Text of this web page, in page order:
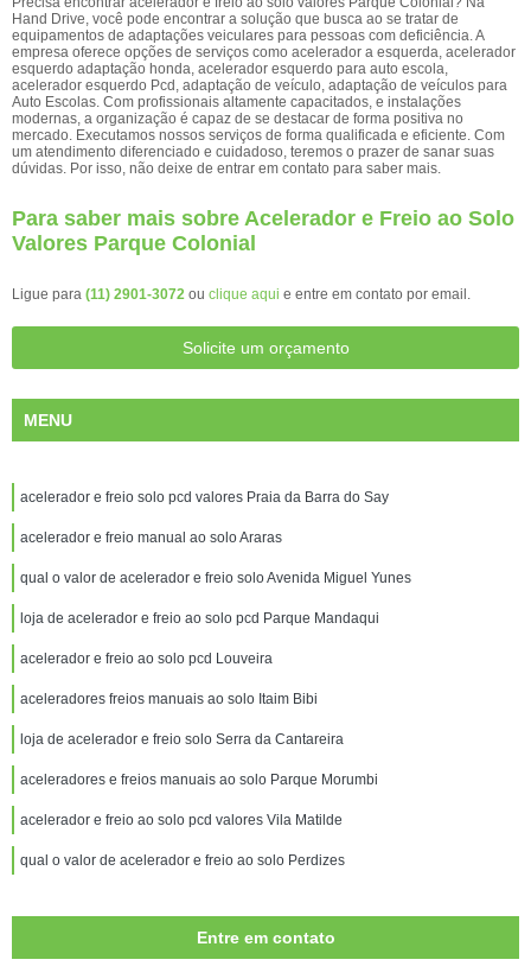
Hand Drive, você pode encontrar a solução que busca ao se tratar de
equipamentos de adaptações veiculares para pessoas com deficiência. A
empresa oferece opções de serviços como acelerador a esquerda, acelerador
esquerdo adaptação honda, acelerador esquerdo para auto escola,
acelerador esquerdo Pcd, adaptação de veículo, adaptação de veículos para
Auto Escolas. Com profissionais altamente capacitados, e instalações
modernas, a organização é capaz de se destacar de forma positiva no
mercado. Executamos nossos serviços de forma qualificada e eficiente. Com
um atendimento diferenciado e cuidadoso, teremos o prazer de sanar suas
dúvidas. Por isso, não deixe de entrar em contato para saber mais.
Para saber mais sobre Acelerador e Freio ao Solo
Valores Parque Colonial
Ligue para (11) 2901-3072 ou clique aqui e entre em contato por email.
Solicite um orçamento
MENU
acelerador e freio solo pcd valores Praia da Barra do Say
acelerador e freio manual ao solo Araras
qual o valor de acelerador e freio solo Avenida Miguel Yunes
loja de acelerador e freio ao solo pcd Parque Mandaqui
acelerador e freio ao solo pcd Louveira
aceleradores freios manuais ao solo Itaim Bibi
loja de acelerador e freio solo Serra da Cantareira
aceleradores e freios manuais ao solo Parque Morumbi
acelerador e freio ao solo pcd valores Vila Matilde
qual o valor de acelerador e freio ao solo Perdizes
Entre em contato